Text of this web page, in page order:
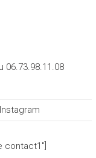
06.73.98.11.08
Instagram
contact1"]